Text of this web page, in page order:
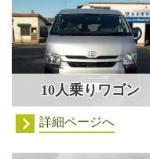
10人乗りワゴン
詳細ページへ